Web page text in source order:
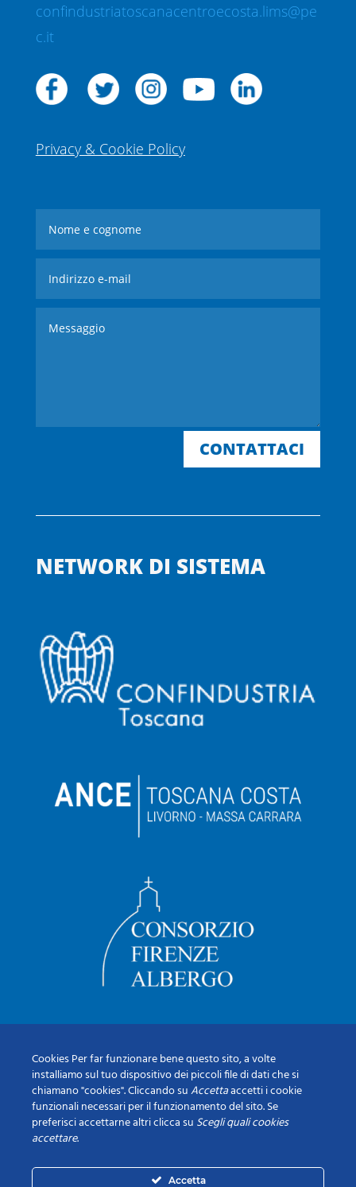
confindustriatoscanacentroecosta.lims@pe
c.it
Privacy & Cookie Policy
CONTATTACI
NETWORK DI SISTEMA
Cookies Per far funzionare bene questo sito, a volte
installiamo sul tuo dispositivo dei piccoli file di dati che si
chiamano "cookies". Cliccando suAccettaaccetti i cookie
funzionali necessari per il funzionamento del sito. Se
preferisci accettarne altri clicca su Scegli quali cookies
accettare.
Accetta